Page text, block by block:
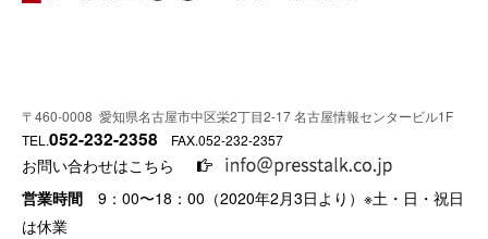
〒460-0008 愛知県名古屋市中区栄2丁目2-17 名古屋情報センタービル1F
TEL.052-232-2358 FAX.052-232-2357
お問い合わせはこちら
営業時間 9：00〜18：00（2020年2月3日より）※土・日・祝日
は休業